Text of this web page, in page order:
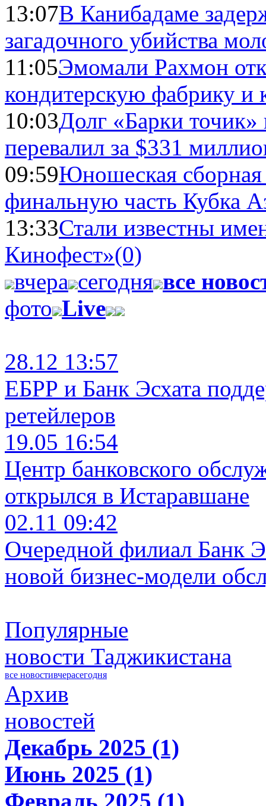
13:07В Канибадаме
загадочного убийства
11:05Эмомали Рахмон
кондитерскую фабрику и
10:03Долг «Барки
перевалил за $331
09:59Юношеская
финальную часть Кубка
13:33Стали известны
Кинофест»(0)
вчера сегодня все
фото Live
28.12 13:57
ЕБРР и Банк Эсхата
ретейлеров
19.05 16:54
Центр банковского
открылся в Истаравшане
02.11 09:42
Очередной филиал Банк
новой бизнес-модели
Популярные
новости Таджикистана
все новостивчерасегодня
Архив
новостей
Декабрь 2025 (1)
Июнь 2025 (1)